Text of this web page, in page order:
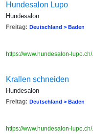
Hundesalon Lupo
Hundesalon
Freitag: Deutschland > Baden
https://www.hundesalon-
Krallen schneiden
Hundesalon
Freitag: Deutschland > Baden
https://www.hundesalon-